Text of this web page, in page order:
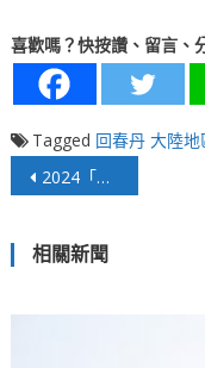
喜歡嗎？快按讚、留言、
Tagged 回春丹 大陸地
文
導
覽
2024「國家地理雜誌臺灣攝影大賽」頒獎典禮隆重登場
相關新聞